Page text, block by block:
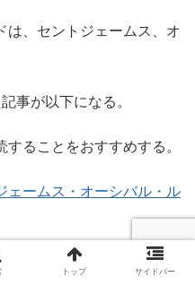
は、セントジェームス、オ
事が以下になる。
ることをおすすめする。
ェームス・オーシバル・ル
トップ サイドバー